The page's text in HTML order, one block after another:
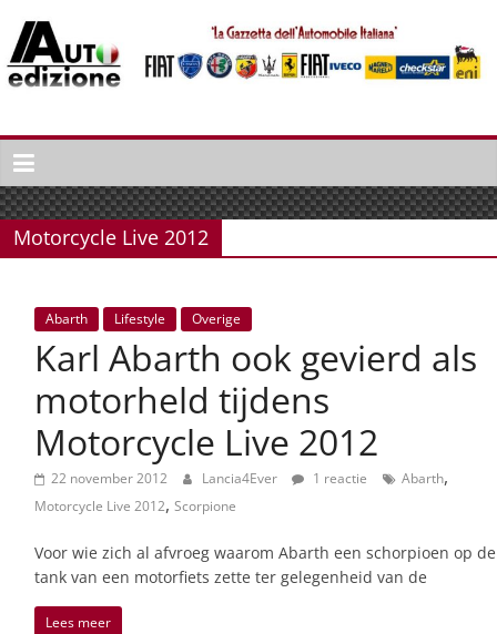
naar
inhoud
Auto
Edizione
La
Gazetta
dell'Automobile
Italiaans
autonieuws
lifestyle
Motorcycle Live 2012
Abarth Lifestyle Overige
Karl Abarth ook gevierd als
motorheld tijdens
Motorcycle Live 2012
22 november 2012 Lancia4Ever 1 reactie Abarth,
Motorcycle Live 2012, Scorpione
Voor wie zich al afvroeg waarom Abarth een schorpioen op de
tank van een motorfiets zette ter gelegenheid van de
Lees meer